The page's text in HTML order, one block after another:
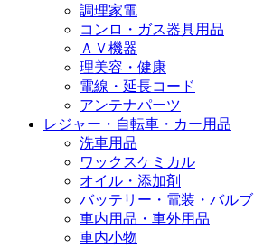
調理家電
コンロ・ガス器具用品
ＡＶ機器
理美容・健康
電線・延長コード
アンテナパーツ
レジャー・自転車・カー用品
洗車用品
ワックスケミカル
オイル・添加剤
バッテリー・電装・バルブ
車内用品・車外用品
車内小物